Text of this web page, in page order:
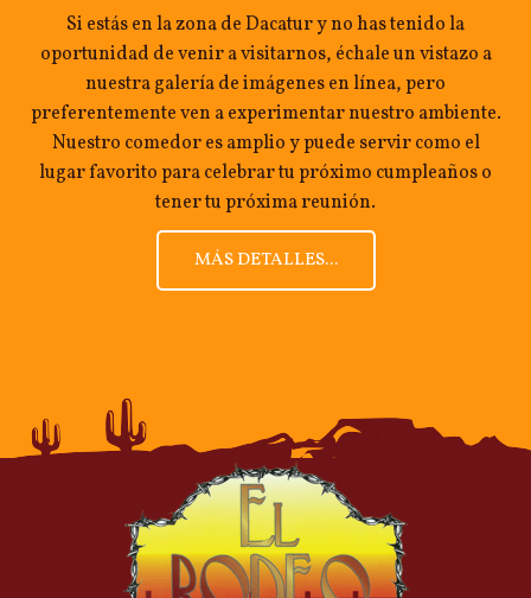
Si estás en la zona de Dacatur y no has tenido la
oportunidad de venir a visitarnos, échale un vistazo a
nuestra galería de imágenes en línea, pero
preferentemente ven a experimentar nuestro ambiente.
Nuestro comedor es amplio y puede servir como el
lugar favorito para celebrar tu próximo cumpleaños o
tener tu próxima reunión.
MÁS DETALLES...